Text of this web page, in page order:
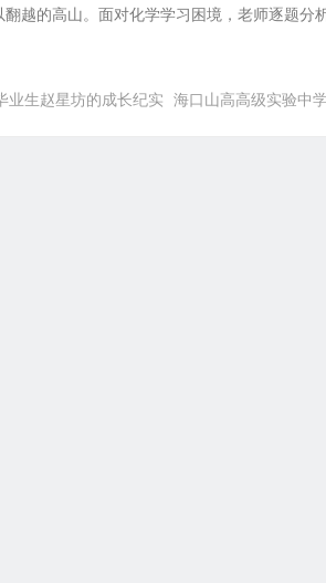
越的高山。面对化学学习困境，老师逐题分
业生赵星坊的成长纪实 海口山高高级实验中学